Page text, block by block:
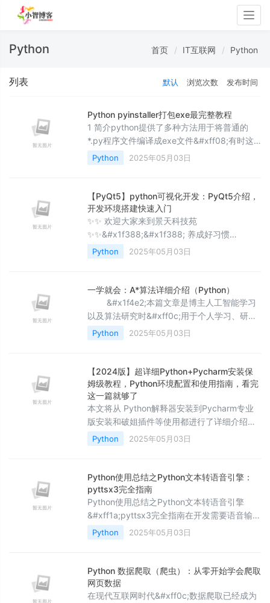
Python 首页 IT互联网 Python
列表 默认 浏览次数 发布时间
Python pyinstaller打包exe最完整教程
1 简介python提供了多种方法用于将普通的
*.py程序文件编译成exe文件&#xff08;有时这
里的“编译”也称作“打包”&#xff09;。exe文件即
可执行文件&#xff0c;打包后的*.exe应用不用依
行。pyinstaller是一个第三方模块&#xff0c;专
用于python程序的exe打包。此外python还有
一些别的方法进行打包&
Python 2025年05月03日
【PyQt5】python可视化开发：PyQt5介绍，
开发环境搭建快速入门
✨✨ 欢迎大家来到景天科技苑
✨✨&#x1f388;&#x1f388; 养成好习惯
&#xff0c;先赞后看哦~&#x1f388;&#x1f388;
&#x1f3c6; 作者简介&#xff1a;景天科技苑
&#xff0c;华为云开发者社区专家博主&#xff0c;
阿里云开发者社区专家博主&#xff0c;CSDN全
栈领域优质创作者&#xff0c;掘金
Python 2025年05月03日
一学就会：A*算法详细介绍（Python）
&#x1f4e2;本篇文章是博主人工智能学习
以及算法研究时&#xff0c;用于个人学习、研究
或者欣赏使用&#xff0c;并基于博主对相关等领
域的一些理解而记录的学习摘录和笔记
将会立即改正&#xff0c;还望谅解。文章分类在
&#x1f449;启发式算法专栏&#xff1a; 【人
工智能】- 【启发式算法】&
Python 2025年05月03日
【2024版】超详细Python+Pycharm安装保
姆级教程，Python环境配置和使用指南，看完
这一篇就够了
本文将从 Python解释器安装到Pycharm专业
版安装和破姐插件等使用都进行了详细介绍
&#xff0c;希望能够帮助到大家。目录 Python
3.12.6解释器安装 PyCharm 2024.2.1开发工
姐插件 PyCharm基本设置及汉化 一、下载
装 Python1、进入Python官网首页&#xff0c;下
载最新的Python版本Do
Python 2025年05月03日
Python使用总结之Python文本转语音引擎：
pyttsx3完全指南
Python使用总结之Python文本转语音引擎
&#xff1a;pyttsx3完全指南在开发需要语音输出
功能的应用时&#xff0c;文本转语音(TTS)技术
是一个非常有用的工具。Python的pyttsx3库
&#xff0c;无需依赖互联网连接或外部API。本
文将详细介绍pyttsx3的安装、基础使用以及
高级功能&#xff0c;帮助你快速掌握这一实用工
Python 2025年05月03日
Python 数据爬取（爬虫）：从零开始学会爬取
网页数据
在现代互联网时代&#xff0c;数据爬取已经成为